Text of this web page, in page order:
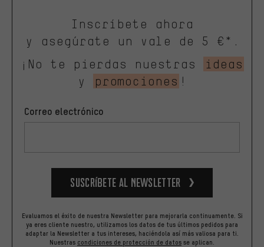
Inscríbete ahora
y asegúrate un vale de 5 €*.
¡No te pierdas nuestras
ideas
y
promociones !
Correo electrónico
Suscríbete al newsletter
Evaluamos el éxito de nuestra Newsletter para mejorarla continuamente. Si
ya eres cliente nuestro, utilizamos los datos de tus últimos pedidos para
adaptar la Newsletter a tus intereses, haciéndola así más valiosa para ti.
Nuestras condiciones de protección de datos se aplican.